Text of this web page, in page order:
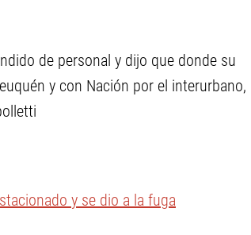
de personal y dijo que donde su
y con Nación por el interurbano,
y se dio a la fuga